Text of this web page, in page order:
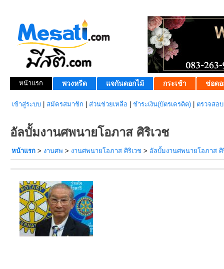
หน้าแรก พวงหรีด แจกันดอกไม้ กระเช้า ช่อดอ
เข้าสู่ระบบ สมัครสมาชิก ส่วนช่วยเหลือ ชำระเงิน(บัตรเครดิต) ตรวจสอ
อัลบั้มงานศพนายโอภาส ศิริเวช
หน้าแรก > งานศพ > งานศพนายโอภาส ศิริเวช > อัลบั้มงานศพนายโอภาส ศิ